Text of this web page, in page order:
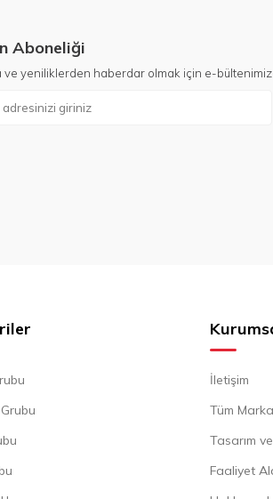
Aboneliği
ve yeniliklerden haberdar olmak için e-
İletişim
Tüm
Tasarım
Faaliyet